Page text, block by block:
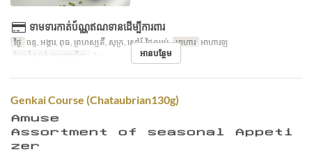
ទាមទារកាត់ប័ណ្ណឥណទានដើម្បីការពារ
ថ្ងៃ ចន្ទ, អង្គារ, ពុធ, ព្រហស្បតិ៍, សុក្រ, សៅរ៍, ថ្ងៃឈប់ អាហារ អាហារឡ
ដែនកំណត់ការបញ្ជាទិញ
2 ~ អានបន្ថែម
Genkai Course (Chataubrian130g)
Ａｍｕｓｅ
Ａｓｓｏｒｔｍｅｎｔ ｏｆ ｓｅａｓｏｎａｌ Ａｐｐｅｔｉ
ｚｅｒ